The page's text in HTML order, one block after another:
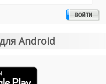
Android